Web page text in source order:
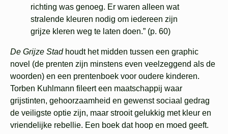
richting was genoeg. Er waren alleen wat
stralende kleuren nodig om iedereen zijn
grijze kleren weg te laten doen.” (p. 60)
De Grijze Stadhoudt het midden tussen een graphic
novel (de prenten zijn minstens even veelzeggend als de
woorden) en een prentenboek voor oudere kinderen.
Torben Kuhlmann fileert een maatschappij waar
grijstinten, gehoorzaamheid en gewenst sociaal gedrag
de veiligste optie zijn, maar strooit gelukkig met kleur en
vriendelijke rebellie. Een boek dat hoop en moed geeft.